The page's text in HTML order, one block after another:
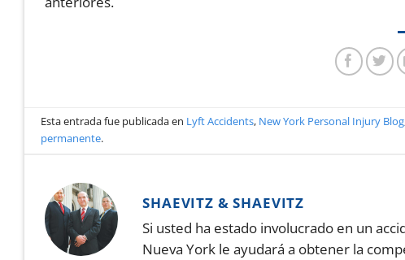
Esta entrada fue publicada en Lyft Accidents, New York Personal Injury Blog
permanente.
SHAEVITZ & SHAEVITZ
Si usted ha estado involucrado en un
Nueva York le ayudará a obtener la